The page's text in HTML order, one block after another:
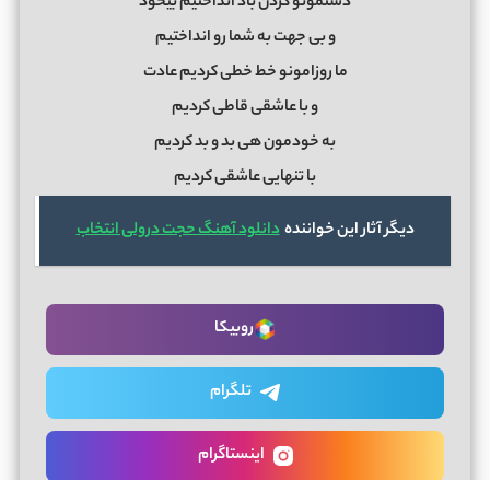
و بی جهت به شما رو انداختیم
ما روزامونو خط خطی کردیم عادت
و با عاشقی قاطی کردیم
به خودمون هی بد و بد کردیم
با تنهایی عاشقی کردیم
دیگر آثار این خوانندهدانلود آهنگ حجت درولی انتخاب
روبیکا
تلگرام
اینستاگرام